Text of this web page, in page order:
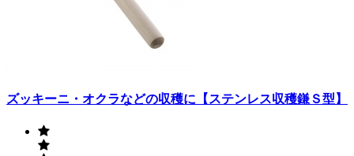
ズッキーニ・オクラなどの収穫に【ステンレス収穫鎌Ｓ型】